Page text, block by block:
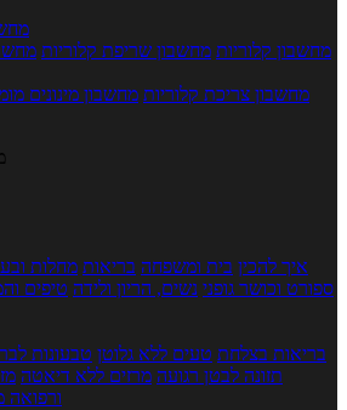
מחשבון קלוריות מחשבון שריפת קלוריות
מחשבון צריכת קלוריות מחשבון מינונים
איך להכין בית ומשפחה בריאות מחלות
ספורט וכושר גופני נשים, הריון ולידה טיפים
בריאות בצלחת טעים ללא גלוטן טבעונות
תזונה לבטן רגועה מרזים ללא דיאטה
ורפואה